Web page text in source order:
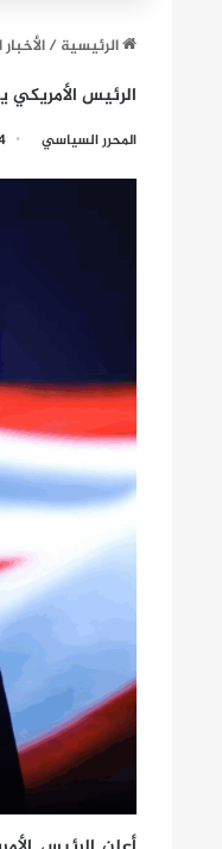
الرئيسية/
الرئيس
المحرر السياسي